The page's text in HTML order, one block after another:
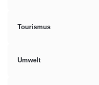
Tourismus
Umwelt